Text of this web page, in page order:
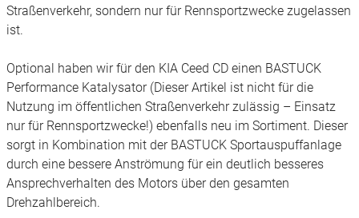
Straßenverkehr, sondern nur für Rennsportzwecke zugelassen
ist.
Optional haben wir für den KIA Ceed CD einen BASTUCK
Performance Katalysator (Dieser Artikel ist nicht für die
Nutzung im öffentlichen Straßenverkehr zulässig – Einsatz
nur für Rennsportzwecke!) ebenfalls neu im Sortiment. Dieser
sorgt in Kombination mit der BASTUCK Sportauspuffanlage
durch eine bessere Anströmung für ein deutlich besseres
Ansprechverhalten des Motors über den gesamten
Drehzahlbereich.